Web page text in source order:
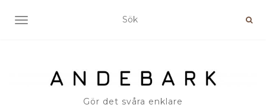
SLÅ PÅ/AV NAVIGERING
Gör det svåra enklare